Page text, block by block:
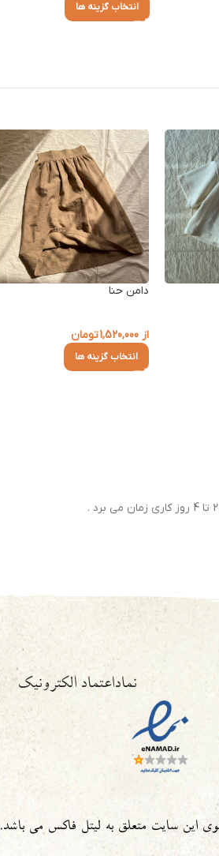
انتخاب گزینه ها
دامن حنا
از1,520,000تومان
انتخاب گزینه ها
نماداعتماد الکترونیک
این سایت متعلق به لیتل فاکس می باشد.